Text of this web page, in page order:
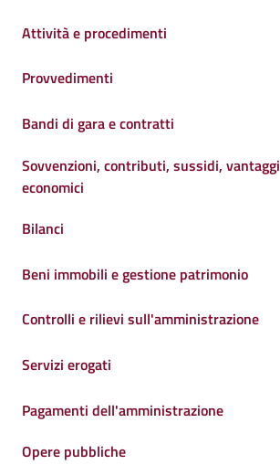
Attività e procedimenti
Provvedimenti
Bandi di gara e contratti
Sovvenzioni, contributi, sussidi, vantaggi
economici
Bilanci
Beni immobili e gestione patrimonio
Controlli e rilievi sull'amministrazione
Servizi erogati
Pagamenti dell'amministrazione
Opere pubbliche